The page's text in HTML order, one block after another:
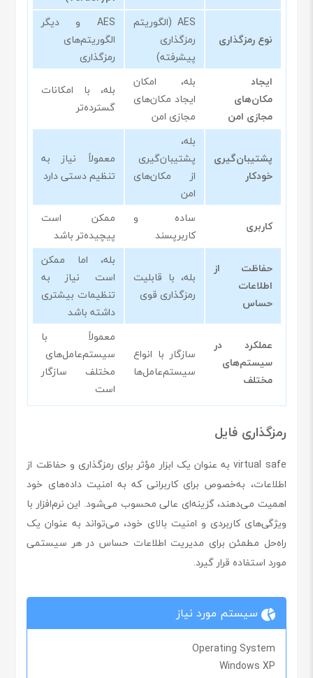
نوع رمزگذاری
AES (الگوریتم
رمزگذاری
پیشرفته)
AES و دیگر
الگوریتم‌های
رمزگذاری
ایجاد
مکان‌های
مجازی امن
بله، امکان
ایجاد مکان‌های
مجازی امن
بله، با امکانات
گسترده‌تر
پشتیبان‌گیری
خودکار
بله،
پشتیبان‌گیری
از مکان‌های
امن
معمولاً نیاز به
تنظیم دستی دارد
کاربری
ساده و
کاربرپسند
ممکن است
پیچیده‌تر باشد
حفاظت از
اطلاعات
حساس
بله، با قابلیت
رمزگذاری قوی
بله، اما ممکن
است نیاز به
تنظیمات بیشتری
داشته باشد
عملکرد در
سیستم‌های
مختلف
سازگار با انواع
سیستم‌عامل‌ها
معمولاً با
سیستم‌عامل‌های
مختلف سازگار
است
رمزگذاری فایل
virtual safe به عنوان یک ابزار مؤثر برای رمزگذاری و حفاظت از
اطلاعات، به‌خصوص برای کاربرانی که به امنیت داده‌های خود
اهمیت می‌دهند، گزینه‌ای عالی محسوب می‌شود. این نرم‌افزار با
ویژگی‌های کاربردی و امنیت بالای خود، می‌تواند به عنوان یک
راه‌حل مطمئن برای مدیریت اطلاعات حساس در هر سیستمی
مورد استفاده قرار گیرد.
سیستم مورد نیاز
Operating System
Windows XP